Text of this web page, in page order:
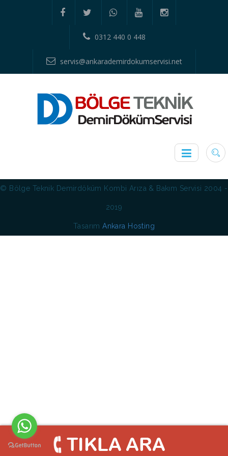
0312 440 0 448
servis@ankarademirdokumservisi.net
© Bölge Teknik Demirdöküm Kombi Arıza & Bakım Servisi 2004 -
2019
TasarımAnkara Hosting